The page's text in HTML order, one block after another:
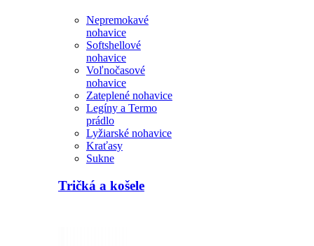
Nepremokavé
nohavice
Softshellové
nohavice
Voľnočasové
nohavice
Zateplené nohavice
Legíny a Termo
prádlo
Lyžiarské nohavice
Kraťasy
Sukne
Tričká a košele